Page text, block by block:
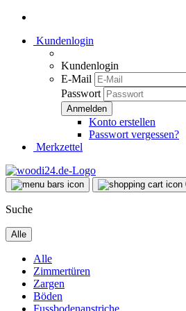
Kundenlogin
Kundenlogin
E-Mail
Passwort
Konto erstellen
Passwort vergessen?
Merkzettel
Suche
Alle
Alle
Zimmertüren
Zargen
Böden
Fussbodenanstriche